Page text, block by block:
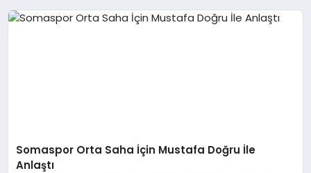
Somaspor Orta Saha İçin Mustafa Doğru İle
Anlaştı